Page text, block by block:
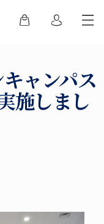
ャンパス
施しまし